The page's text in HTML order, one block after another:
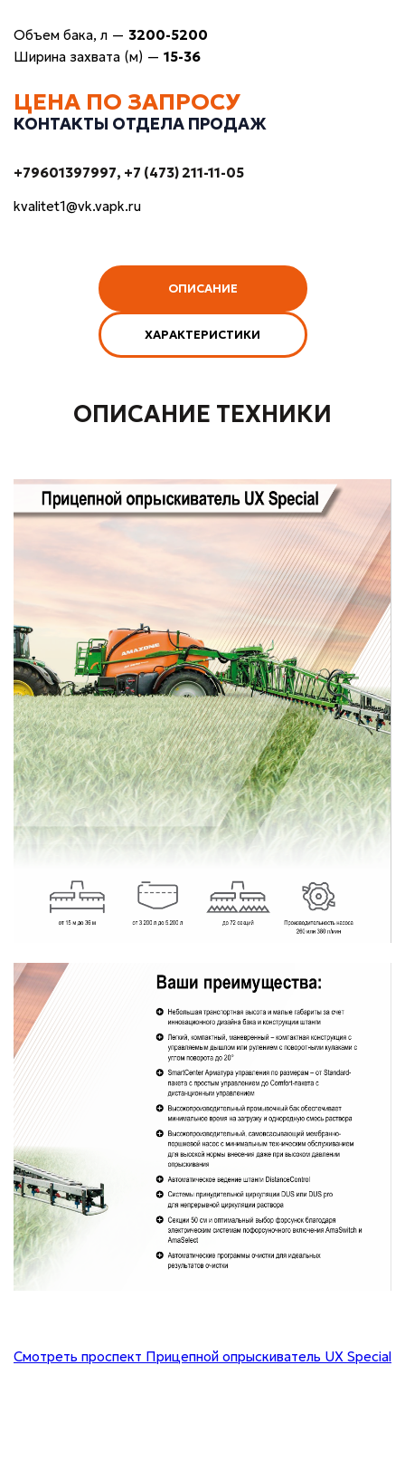
Объем бака, л — 3200-5200
Ширина захвата (м) — 15-36
ЦЕНА ПО ЗАПРОСУ
КОНТАКТЫ ОТДЕЛА ПРОДАЖ
+79601397997 +7 (473) 211-11-05
kvalitet1@vk.vapk.ru
ОПИСАНИЕ
ХАРАКТЕРИСТИКИ
ОПИСАНИЕ ТЕХНИКИ
Смотреть проспект Прицепной опрыскиватель UX Special